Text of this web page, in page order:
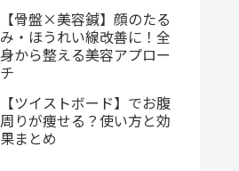
【骨盤×美容鍼】顔のたる
み・ほうれい線改善に！全
身から整える美容アプロー
チ
【ツイストボード】でお腹
周りが痩せる？使い方と効
果まとめ